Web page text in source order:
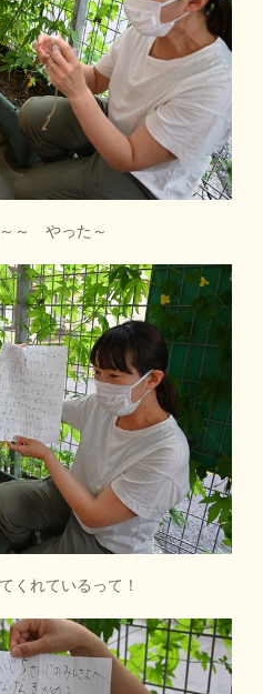
～ やった～
れているって！